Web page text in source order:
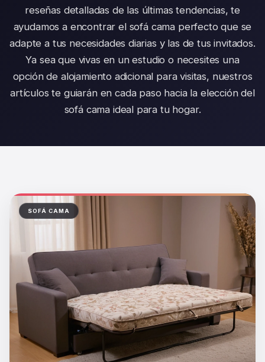
reseñas detalladas de las últimas tendencias, te
ayudamos a encontrar el sofá cama perfecto que se
adapte a tus necesidades diarias y las de tus invitados.
Ya sea que vivas en un estudio o necesites una
opción de alojamiento adicional para visitas, nuestros
artículos te guiarán en cada paso hacia la elección del
sofá cama ideal para tu hogar.
SOFÁ CAMA